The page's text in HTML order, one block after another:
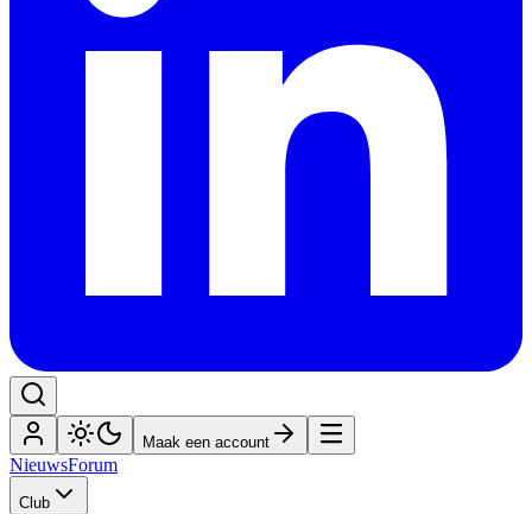
Maak een account
NieuwsForum
Club